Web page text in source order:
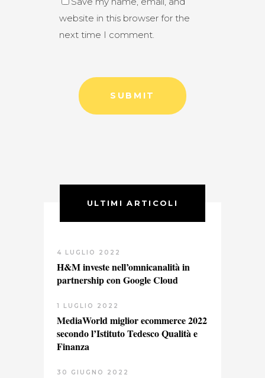
website in this browser for the
next time I comment.
ULTIMI ARTICOLI
4 LUGLIO 2022
H&M investe nell’omnicanalità in
partnership con Google Cloud
1 LUGLIO 2022
MediaWorld miglior ecommerce 2022
secondo l’Istituto Tedesco Qualità e
Finanza
30 GIUGNO 2022